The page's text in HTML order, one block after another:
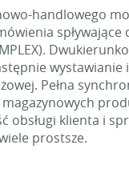
handlowego
spływające
Pełna
obsługi klienta i
prostsze.